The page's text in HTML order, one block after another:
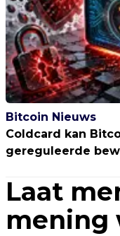
Bitcoin Nieuws
Coldcard kan
gereguleerde
Laat
mening